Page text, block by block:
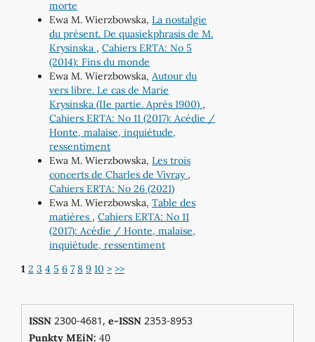
morte
Ewa M. Wierzbowska, La nostalgie
du présent. De quasiekphrasis de M.
Krysinska , Cahiers ERTA: No 5
(2014): Fins du monde
Ewa M. Wierzbowska, Autour du
vers libre. Le cas de Marie
Krysinska (IIe partie. Après 1900) ,
Cahiers ERTA: No 11 (2017): Acédie /
Honte, malaise, inquiétude,
ressentiment
Ewa M. Wierzbowska, Les trois
concerts de Charles de Vivray ,
Cahiers ERTA: No 26 (2021)
Ewa M. Wierzbowska, Table des
matières , Cahiers ERTA: No 11
(2017): Acédie / Honte, malaise,
inquiétude, ressentiment
1 2 3 4 5 6 7 8 9 10 > >>
ISSN2300-4681, e-ISSN2353-8953
Punkty MEiN: 40